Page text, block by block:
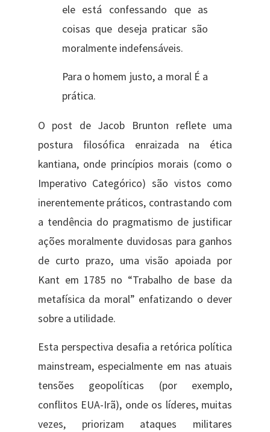
ele está confessando que as
coisas que deseja praticar são
moralmente indefensáveis.
Para o homem justo, a moral É a
prática.
O post de Jacob Brunton reflete uma
postura filosófica enraizada na ética
kantiana, onde princípios morais (como o
Imperativo Categórico) são vistos como
inerentemente práticos, contrastando com
a tendência do pragmatismo de justificar
ações moralmente duvidosas para ganhos
de curto prazo, uma visão apoiada por
Kant em 1785 no “Trabalho de base da
metafísica da moral” enfatizando o dever
sobre a utilidade.
Esta perspectiva desafia a retórica política
mainstream, especialmente em nas atuais
tensões geopolíticas (por exemplo,
conflitos EUA-Irã), onde os líderes, muitas
vezes, priorizam ataques militares